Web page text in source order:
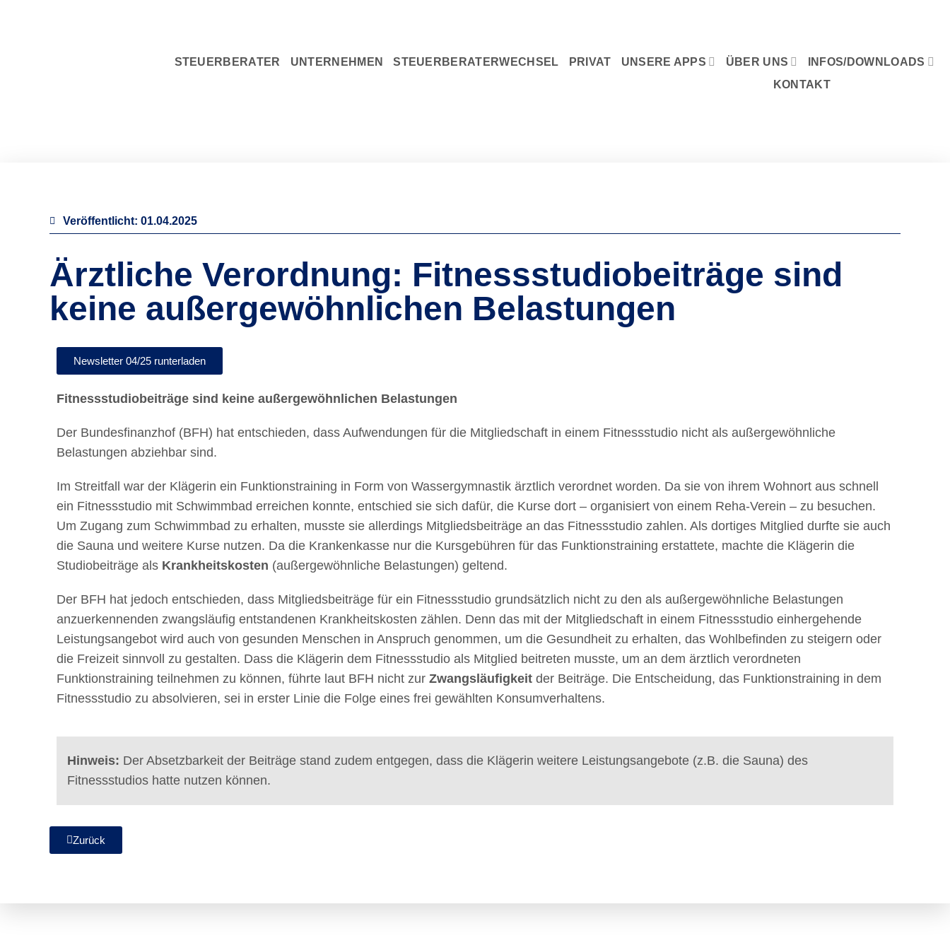
STEUERBERATER UNTERNEHMEN STEUERBERATERWECHSEL PRIVAT UNSERE APPS ÜBER UNS
INFOS/DOWNLOADS
KONTAKT
Veröffentlicht: 01.04.2025
Ärztliche Verordnung: Fitnessstudiobeiträge sind
keine außergewöhnlichen Belastungen
Newsletter 04/25 runterladen
Fitnessstudiobeiträge sind keine außergewöhnlichen Belastungen
Der Bundesfinanzhof (BFH) hat entschieden, dass Aufwendungen für die Mitgliedschaft in einem Fitnessstudio nicht als außergewöhnliche
Belastungen abziehbar sind.
Im Streitfall war der Klägerin ein Funktionstraining in Form von Wassergymnastik ärztlich verordnet worden. Da sie von ihrem Wohnort aus schnell
ein Fitnessstudio mit Schwimmbad erreichen konnte, entschied sie sich dafür, die Kurse dort – organisiert von einem Reha-Verein – zu besuchen.
Um Zugang zum Schwimmbad zu erhalten, musste sie allerdings Mitgliedsbeiträge an das Fitnessstudio zahlen. Als dortiges Mitglied durfte sie auch
die Sauna und weitere Kurse nutzen. Da die Krankenkasse nur die Kursgebühren für das Funktionstraining erstattete, machte die Klägerin die
Studiobeiträge als Krankheitskosten (außergewöhnliche Belastungen) geltend.
Der BFH hat jedoch entschieden, dass Mitgliedsbeiträge für ein Fitnessstudio grundsätzlich nicht zu den als außergewöhnliche Belastungen
anzuerkennenden zwangsläufig entstandenen Krankheitskosten zählen. Denn das mit der Mitgliedschaft in einem Fitnessstudio einhergehende
Leistungsangebot wird auch von gesunden Menschen in Anspruch genommen, um die Gesundheit zu erhalten, das Wohlbefinden zu steigern oder
die Freizeit sinnvoll zu gestalten. Dass die Klägerin dem Fitnessstudio als Mitglied beitreten musste, um an dem ärztlich verordneten
Funktionstraining teilnehmen zu können, führte laut BFH nicht zur Zwangsläufigkeit der Beiträge. Die Entscheidung, das Funktionstraining in dem
Fitnessstudio zu absolvieren, sei in erster Linie die Folge eines frei gewählten Konsumverhaltens.
Hinweis: Der Absetzbarkeit der Beiträge stand zudem entgegen, dass die Klägerin weitere Leistungsangebote (z.B. die Sauna) des
Fitnessstudios hatte nutzen können.
Zurück